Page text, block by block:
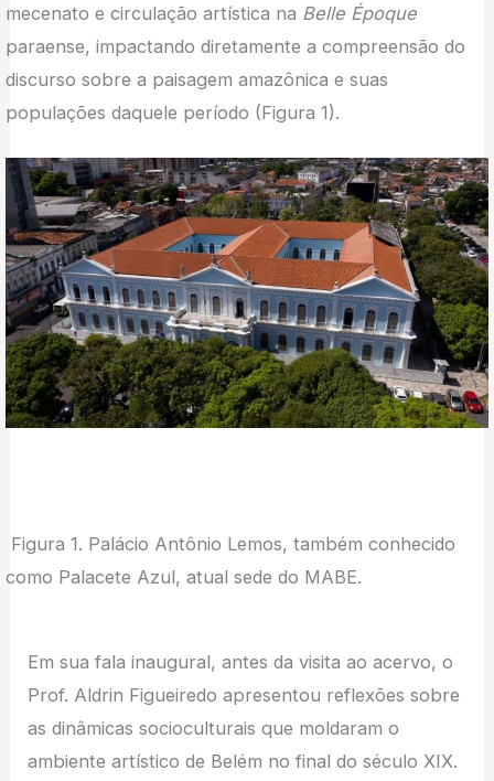
mecenato e circulação artística na Belle Époque
paraense, impactando diretamente a compreensão do
discurso sobre a paisagem amazônica e suas
populações daquele período (Figura 1).
Figura 1. Palácio Antônio Lemos, também conhecido
como Palacete Azul, atual sede do MABE.
Em sua fala inaugural, antes da visita ao acervo, o
Prof. Aldrin Figueiredo apresentou reflexões sobre
as dinâmicas socioculturais que moldaram o
ambiente artístico de Belém no final do século XIX.